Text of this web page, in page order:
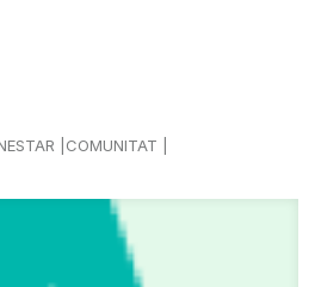
COMUNITAT